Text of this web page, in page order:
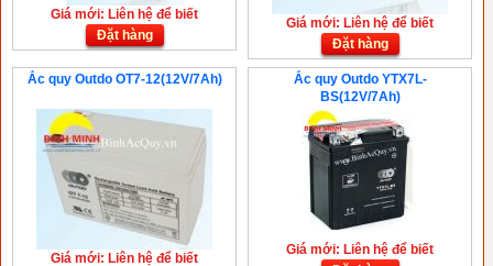
Giá mới: Liên hệ để biết
Đặt hàng
Giá mới: Liên hệ để biết
Đặt hàng
Ắc quy Outdo OT7-12(12V/7Ah)
Giá mới: Liên hệ để biết
Ắc quy Outdo YTX7L-
BS(12V/7Ah)
Giá mới: Liên hệ để biết